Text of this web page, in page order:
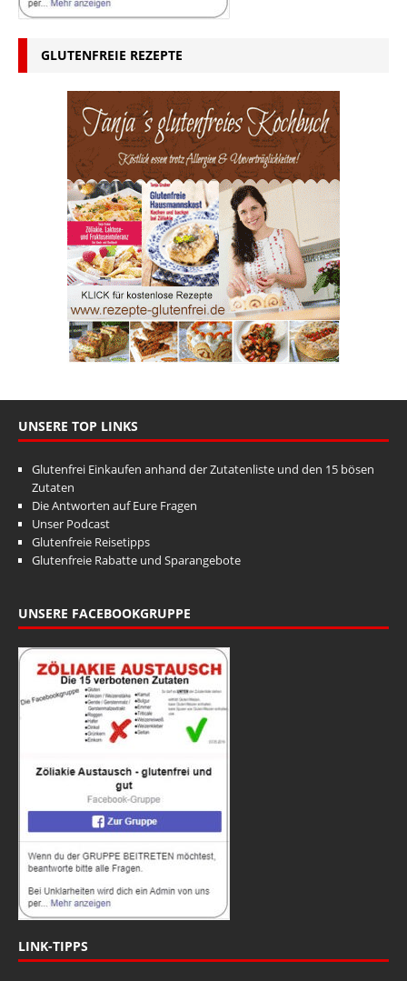
GLUTENFREIE REZEPTE
UNSERE TOP LINKS
Glutenfrei Einkaufen anhand der Zutatenliste und den 15 bösen
Zutaten
Die Antworten auf Eure Fragen
Unser Podcast
Glutenfreie Reisetipps
Glutenfreie Rabatte und Sparangebote
UNSERE FACEBOOKGRUPPE
LINK-TIPPS